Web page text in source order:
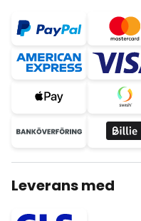
Leverans med